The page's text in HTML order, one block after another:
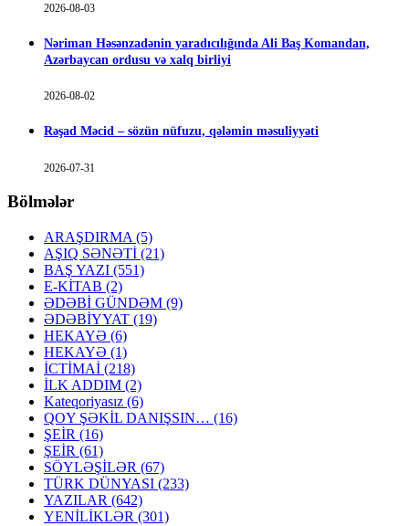
2026-08-03
Nəriman Həsənzadənin yaradıcılığında Ali Baş Komandan,
Azərbaycan ordusu və xalq birliyi
2026-08-02
Rəşad Məcid – sözün nüfuzu, qələmin məsuliyyəti
2026-07-31
Bölmələr
ARAŞDIRMA (5)
AŞIQ SƏNƏTİ (21)
BAŞ YAZI (551)
E-KİTAB (2)
ƏDƏBİ GÜNDƏM (9)
ƏDƏBİYYAT (19)
HEKAYƏ (6)
HEKAYƏ (1)
İCTİMAİ (218)
İLK ADDIM (2)
Kateqoriyasız (6)
QOY ŞƏKİL DANIŞSIN… (16)
ŞEİR (16)
ŞEİR (61)
SÖYLƏŞİLƏR (67)
TÜRK DÜNYASI (233)
YAZILAR (642)
YENİLİKLƏR (301)